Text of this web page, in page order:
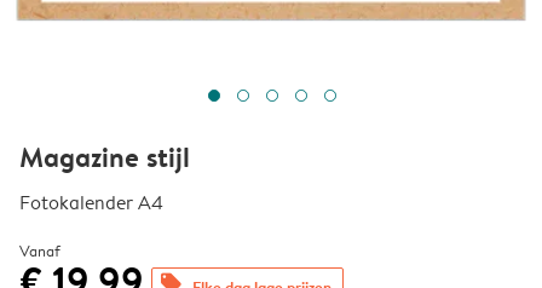
Magazine stijl
Fotokalender A4
Vanaf
offers